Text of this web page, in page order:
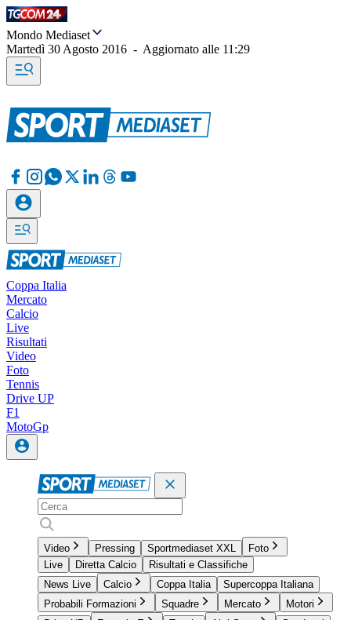
Mondo Mediaset
Martedì 30 Agosto 2016 - Aggiornato alle 11:29
Coppa Italia
Mercato
Calcio
Live
Risultati
Video
Foto
Tennis
Drive UP
F1
MotoGp
Video Pressing Sportmediaset XXL
Foto
Live
Diretta Calcio
Risultati e Classifiche
News Live
Calcio Coppa Italia
Supercoppa Italiana
Probabili Formazioni
Squadre Mercato
Motori